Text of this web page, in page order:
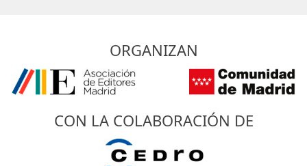
ORGANIZAN
CON LA COLABORACIÓN DE